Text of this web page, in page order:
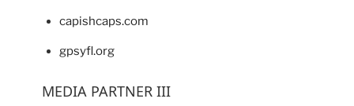
capishcaps.com
gpsyfl.org
MEDIA PARTNER III